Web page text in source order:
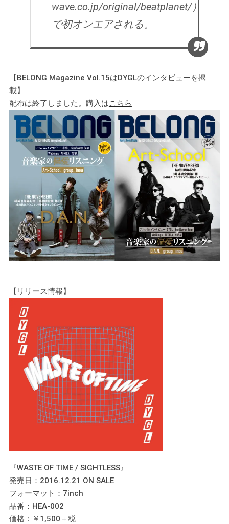
wave.co.jp/original/beatplanet/）
で初オンエアされる。
【BELONG Magazine Vol.15はDYGLのインタビューを掲
載】
配布は終了しました。購入はこちら
【リリース情報】
『WASTE OF TIME / SIGHTLESS』
発売日：2016.12.21 ON SALE
フォーマット：7inch
品番：HEA-002
価格：￥1,500＋税